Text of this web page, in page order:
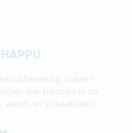
maken?
met partners in op
water- en klimaatbeleid.